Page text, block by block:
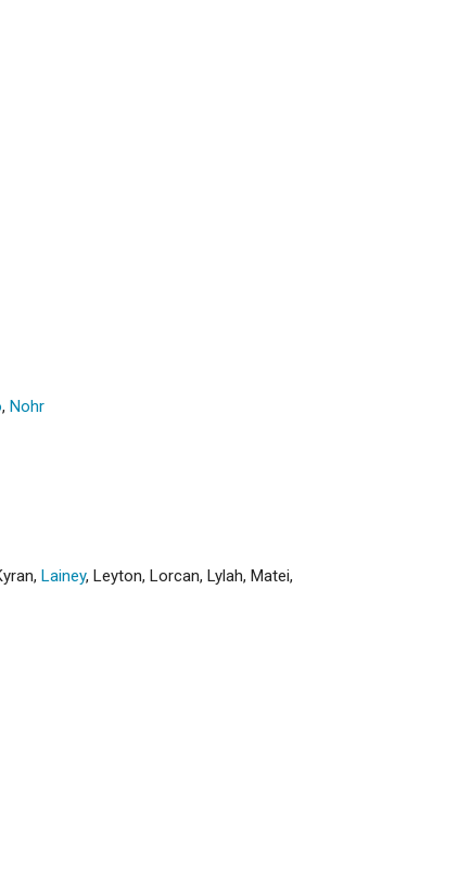
, Nohr
, Lainey, Leyton, Lorcan, Lylah, Matei,